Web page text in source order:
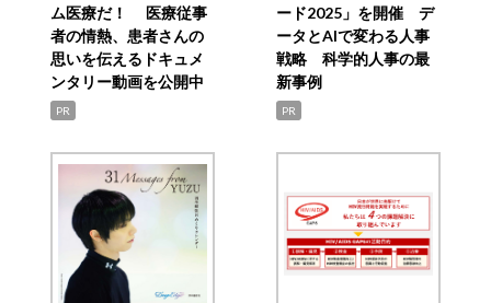
ム医療だ！ 医療従事
者の情熱、患者さんの
思いを伝えるドキュメ
ンタリー動画を公開中
PR
ード2025」を開催 デ
ータとAIで変わる人事
戦略 科学的人事の最
新事例
PR